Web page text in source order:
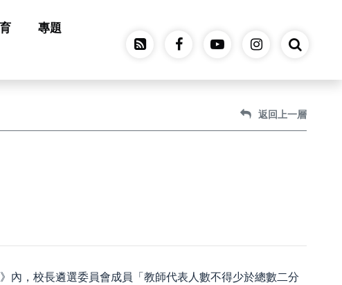
專題
返回上一層
內，校長遴選委員會成員「教師代表人數不得少於總數二分